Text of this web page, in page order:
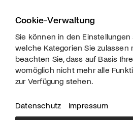
Cookie-Verwaltung
Sie können in den
welche Kategorien Sie zulassen
beachten Sie, dass auf Basis
womöglich nicht mehr alle
zur Verfügung stehen.
Datenschutz Impressum